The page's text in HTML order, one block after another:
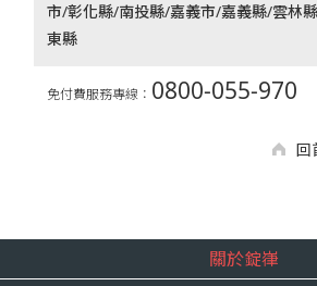
市/彰化縣/南投縣/嘉義市/嘉義縣/雲林
東縣
免付費服務專線： 0800-055-970
回
關於錠嵂